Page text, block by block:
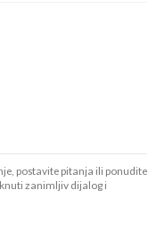
postavite pitanja ili ponudite
zanimljiv dijalog i